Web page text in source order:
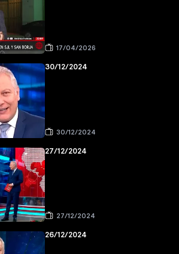
17/04/2026
30/12/2024
30/12/2024
27/12/2024
27/12/2024
26/12/2024